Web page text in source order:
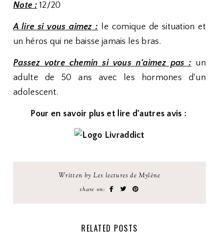
Note :12/20
A lire si vous aimez : le comique de situation et
un héros qui ne baisse jamais les bras.
Passez votre chemin si vous n'aimez pas : un
adulte de 50 ans avec les hormones d'un
adolescent.
Pour en savoir plus et lire d'autres avis :
Written by Les lectures de Mylène
share on:
RELATED POSTS